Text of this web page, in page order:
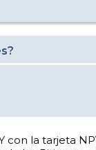
con la tarjeta